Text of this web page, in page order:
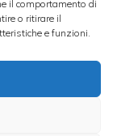
il comportamento di
o ritirare il
e funzioni.
la pulizia
vi